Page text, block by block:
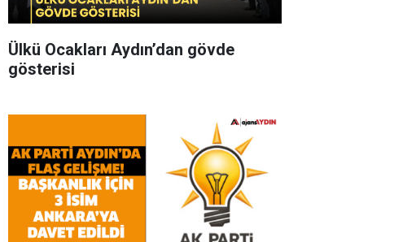
Ülkü Ocakları Aydın’dan gövde
gösterisi